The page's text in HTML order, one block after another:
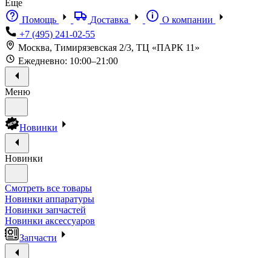
Еще
Помощь
Доставка
О компании
+7 (495) 241-02-55
Москва, Тимирязевская 2/3, ТЦ «ПАРК 11»
Ежедневно: 10:00–21:00
Меню
Новинки
Новинки
Смотреть все товары
Новинки аппаратуры
Новинки запчастей
Новинки аксессуаров
Запчасти